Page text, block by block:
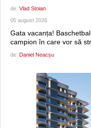
de: Vlad Stoian
05 august 2026
Gata vacanța!
campion în care vor să
de: Daniel Neacșu